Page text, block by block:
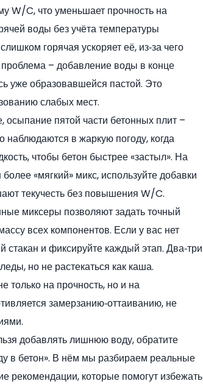
W/C, что уменьшает прочность на
воды без учёта температуры
горячая ускоряет её, из‑за чего
проблема – добавление воды в конце
уже образовавшейся пастой. Это
слабых мест.
пятой части бетонных плит –
наблюдаются в жаркую погоду, когда
чтобы бетон быстрее «застыл». На
«мягкий» микс, используйте добавки
текучесть без повышения W/C.
миксеры позволяют задать точный
всех компонентов. Если у вас нет
и фиксируйте каждый этап. Два‑три
но не растекаться как каша.
только на прочность, но и на
замерзанию‑оттаиванию, не
добавлять лишнюю воду, обратите
в бетон». В нём мы разбираем реальные
рекомендации, которые помогут избежать